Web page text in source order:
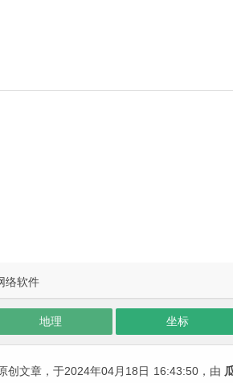
络软件
地理 坐标
创文章，于2024年04月18日 16:43:50 ，由